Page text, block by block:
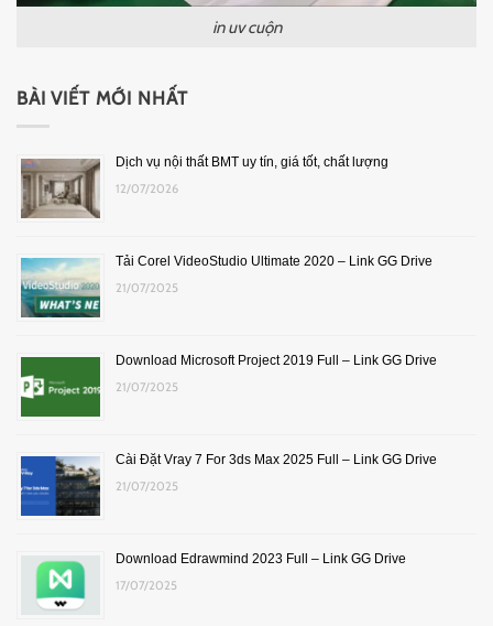
in uv cuộn
BÀI VIẾT MỚI NHẤT
Dịch vụ nội thất BMT uy tín, giá tốt, chất lượng
12/07/2026
Tải Corel VideoStudio Ultimate 2020 – Link GG Drive
21/07/2025
Download Microsoft Project 2019 Full – Link GG Drive
21/07/2025
Cài Đặt Vray 7 For 3ds Max 2025 Full – Link GG Drive
21/07/2025
Download Edrawmind 2023 Full – Link GG Drive
17/07/2025